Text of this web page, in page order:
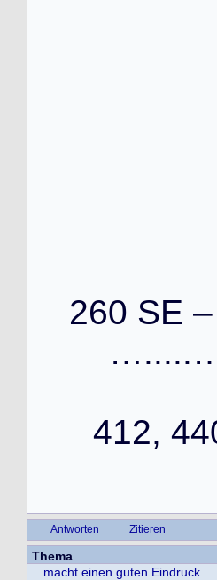
260 SE
412,
Antworten Zitieren
Thema
..macht einen guten Eindruck..